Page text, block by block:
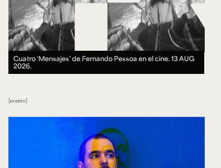
Cuatro ‘Mensajes’ de Fernando Pessoa en el cine.13 AUG
2026.
evento